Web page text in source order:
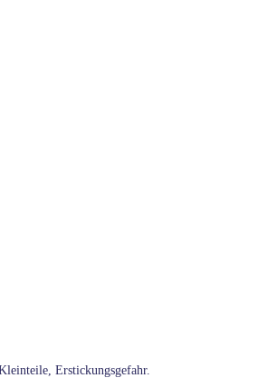
Erstickungsgefahr.